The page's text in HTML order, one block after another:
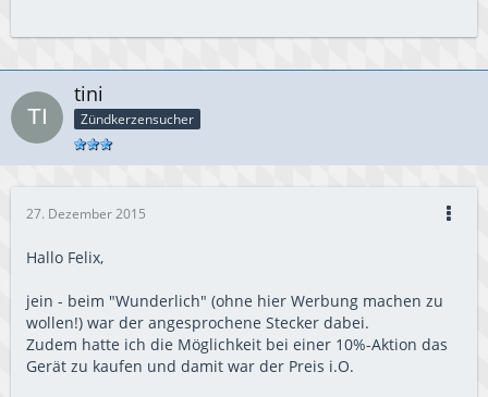
tini
Zündkerzensucher
27. Dezember 2015
Hallo Felix,
jein - beim "Wunderlich" (ohne hier Werbung machen zu
wollen!) war der angesprochene Stecker dabei.
Zudem hatte ich die Möglichkeit bei einer 10%-Aktion das
Gerät zu kaufen und damit war der Preis i.O.